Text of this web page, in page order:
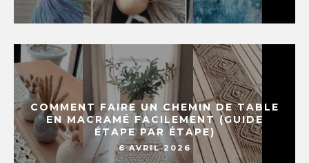
COMMENT FAIRE UN CHEMIN DE TABLE
EN MACRAMÉ FACILEMENT (GUIDE
ÉTAPE PAR ÉTAPE)
6 AVRIL 2026